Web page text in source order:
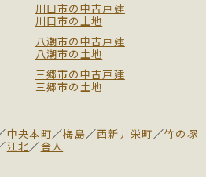
川口市の中古戸建
川口市の土地
八潮市の中古戸建
八潮市の土地
三郷市の中古戸建
三郷市の土地
中央本町／梅島／西新井栄町／竹の塚
江北／舎人